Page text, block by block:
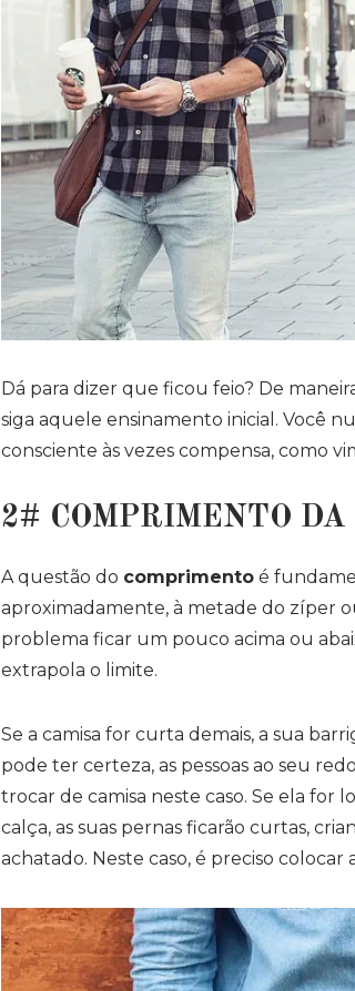
Dá para dizer que ficou feio? De
siga aquele ensinamento inicial. Você
consciente às vezes compensa, como
2# COMPRIMENTO DA
A questão do comprimento é
aproximadamente, à metade do zíper
problema ficar um pouco acima ou
extrapola o limite.
Se a camisa for curta demais, a sua
pode ter certeza, as pessoas ao seu
trocar de camisa neste caso. Se ela for
calça, as suas pernas ficarão curtas,
achatado. Neste caso, é preciso colocar